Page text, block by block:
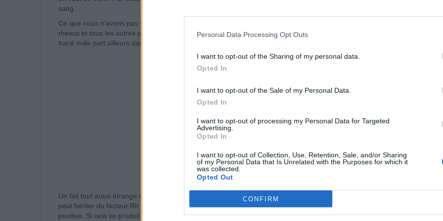
Personal Data Processing Opt Outs
I want to opt-out of the Sharing of my personal data.
Opted In
I want to opt-out of the Sale of my Personal Data.
Opted In
I want to opt-out of processing my Personal Data for Targeted
Advertising.
Opted In
I want to opt-out of Collection, Use, Retention, Sale, and/or Sharing
of my Personal Data that Is Unrelated with the Purposes for which it
was collected.
Opted Out
CONFIRM
sang.
Ce que nous n'avons pas !
rhésus et tous les autres primates, mais le sang RH négatif ne l'a pas été. En fait, il ne peut être
tracé nulle part ailleurs dans la nature.
Un fait tout aussi étrange c'est que lorsque la mère est Rh négatif et le père est Rh positif, le bébé
peut hériter du facteur Rh du père.
Ce qui fait également que leur progéniture devienne Rh
positive. Si cela se produit, la mère RH négative pourrait faire une fausse couche.Pourquoi ?
INVITER À
Stella,